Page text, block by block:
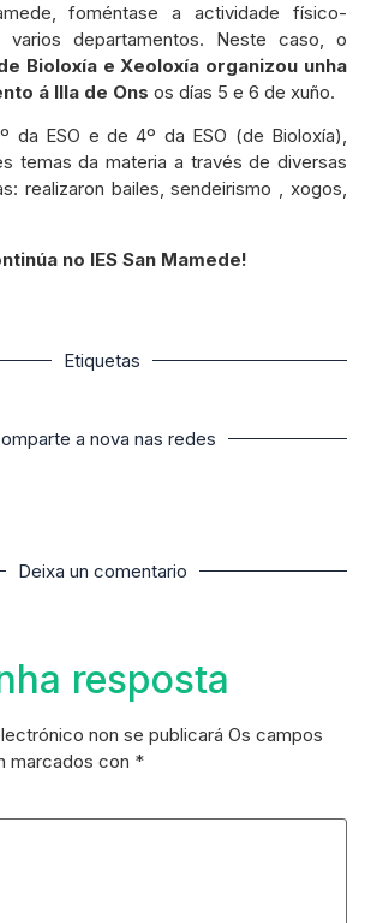
foméntase a actividade físico-
varios departamentos. Neste caso, o
Bioloxía e Xeoloxía organizou unha
á Illa de Ons os días 5 e 6 de xuño.
da ESO e de 4º da ESO (de Bioloxía),
temas da materia a través de diversas
realizaron bailes, sendeirismo , xogos,
no IES San Mamede!
Etiquetas
a nova nas redes
Deixa un comentario
resposta
non se publicará Os campos
marcados con *